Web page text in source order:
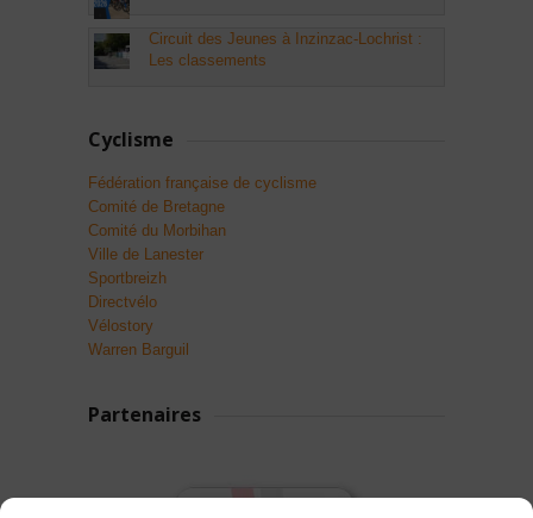
Circuit des Jeunes à Inzinzac-Lochrist :
Les classements
Cyclisme
Fédération française de cyclisme
Comité de Bretagne
Comité du Morbihan
Ville de Lanester
Sportbreizh
Directvélo
Vélostory
Warren Barguil
Partenaires